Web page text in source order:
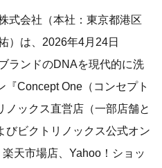
式会社（本社：東京都港区
）は、2026年4月24日
ランドのDNAを現代的に洗
Concept One（コンセプト
ノックス直営店（一部店舗と
びビクトリノックス公式オン
天市場店、Yahoo！ショッ